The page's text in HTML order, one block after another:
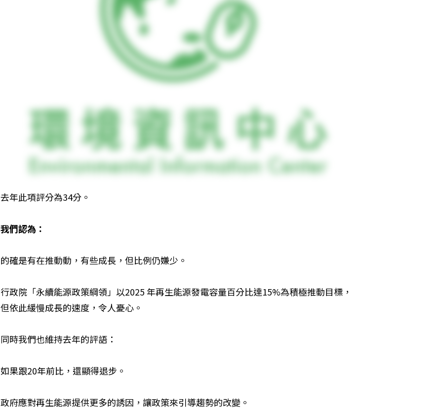
去年此項評分為34分。
我們認為：
的確是有在推動動，有些成長，但比例仍嫌少。
行政院「永續能源政策綱領」以2025 年再生能源發電容量百分比達15%為積極推動目標，
但依此緩慢成長的速度，令人憂心。
同時我們也維持去年的評語：
如果跟20年前比，還顯得退步。
政府應對再生能源提供更多的誘因，讓政策來引導趨勢的改變。